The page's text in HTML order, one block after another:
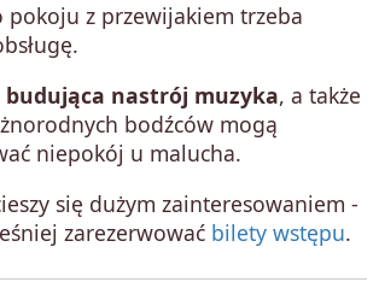
pokoju z przewijakiem trzeba
budująca nastrój muzyka, a także
bodźców mogą
niepokój u malucha.
się dużym zainteresowaniem -
zarezerwować bilety wstępu.